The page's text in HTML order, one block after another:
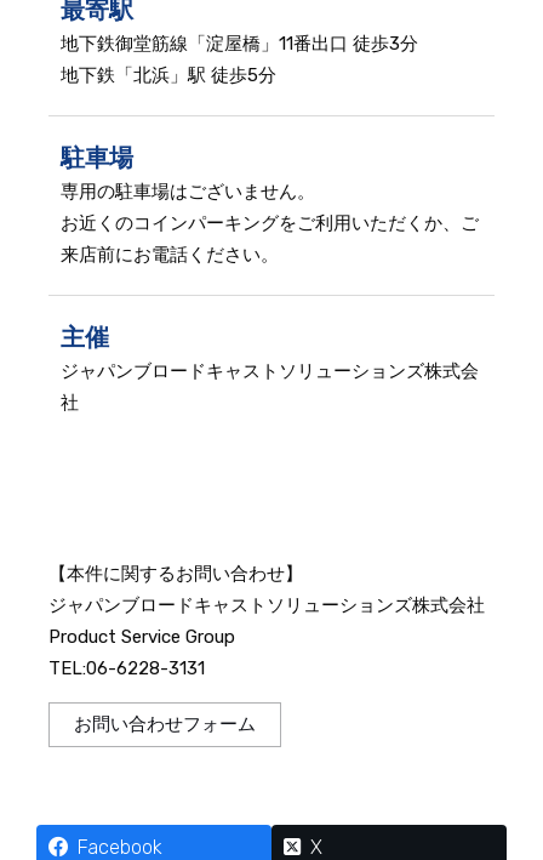
最寄駅
地下鉄御堂筋線「淀屋橋」11番出口 徒歩3分
地下鉄「北浜」駅 徒歩5分
駐車場
専用の駐車場はございません。
お近くのコインパーキングをご利用いただくか、ご
来店前にお電話ください。
主催
ジャパンブロードキャストソリューションズ株式会
社
【本件に関するお問い合わせ】
ジャパンブロードキャストソリューションズ株式会社
Product Service Group
TEL:06-6228-3131
お問い合わせフォーム
Facebook
X